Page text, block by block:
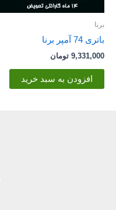
برنا
باتری 74 آمپر برنا
9,331,000 تومان
افزودن به سبد خرید